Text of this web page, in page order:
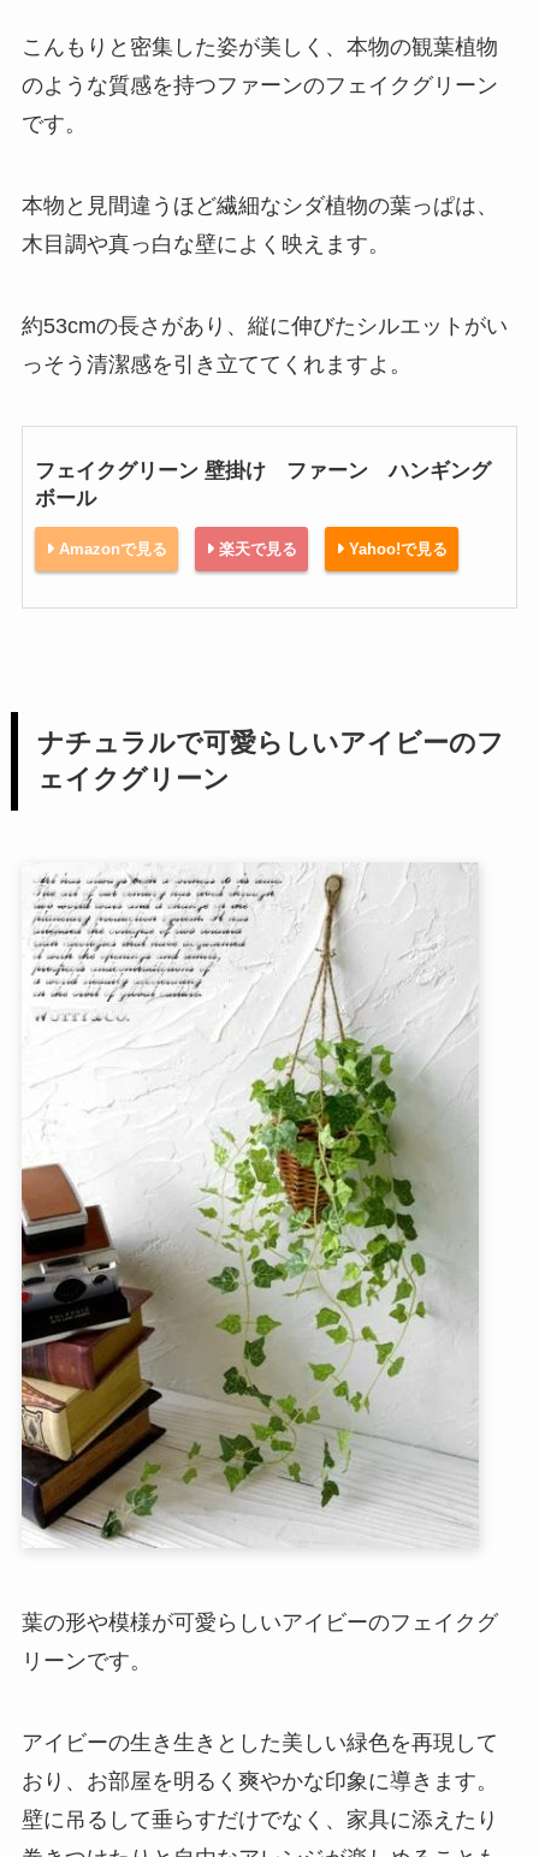
こんもりと密集した姿が美しく、本物の観葉植物
のような質感を持つファーンのフェイクグリーン
です。
本物と見間違うほど繊細なシダ植物の葉っぱは、
木目調や真っ白な壁によく映えます。
約53cmの長さがあり、縦に伸びたシルエットがい
っそう清潔感を引き立ててくれますよ。
フェイクグリーン 壁掛け ファーン ハンギング
ボール
Amazonで見る 楽天で見る Yahoo!で見る
ナチュラルで可愛らしいアイビーのフ
ェイクグリーン
葉の形や模様が可愛らしいアイビーのフェイクグ
リーンです。
アイビーの生き生きとした美しい緑色を再現して
おり、お部屋を明るく爽やかな印象に導きます。
壁に吊るして垂らすだけでなく、家具に添えたり